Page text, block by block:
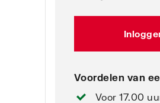
Voordelen van
Voor 17.00